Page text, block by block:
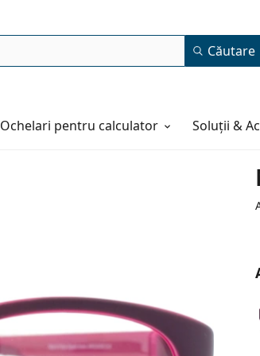
Căutare
Ochelari pentru calculator Soluții &